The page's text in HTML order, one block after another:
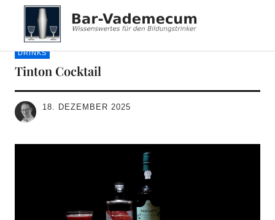
Bar-Vademecum
DRINKS
Tinton Cocktail
18. DEZEMBER 2025